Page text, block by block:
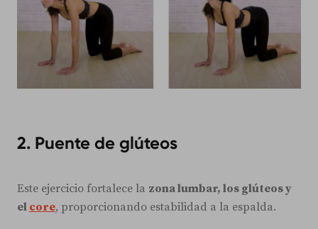
2. Puente de glúteos
Este ejercicio fortalece la zona lumbar, los glúteos y
el core, proporcionando estabilidad a la espalda.